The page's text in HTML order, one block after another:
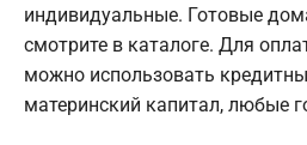
индивидуальные. Готовые
смотрите в каталоге. Для
можно использовать
материнский капитал, любые